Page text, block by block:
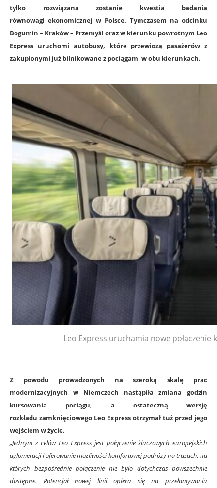
tylko rozwiązana zostanie kwestia badania
równowagi ekonomicznej w Polsce. Tymczasem na odcinku
Bogumin – Kraków – Przemyśl oraz w kierunku powrotnym Leo
Express uruchomi autobusy, które przewiozą pasażerów z
zakupionymi już bilnikowane z pociągami w obu kierunkach.
Leo Express uruchamia nowe połączenie
Z powodu prowadzonych na szeroką skalę prac
modernizacyjnych w Niemczech nastąpiła zmiana godzin
kursowania pociągu, a ostateczną wersję
rozkładu zamknięciowego Leo Express otrzymał tuż przed jego
wejściem w życie.
„Jednym z celów Leo Express jest połączenie kluczowych europejskich
aglomeracji i oferowanie możliwości komfortowej podróży na trasach, na
których bezpośrednie połączenie nie było dotychczas powszechnie
dostępne. Potencjał nowej linii opiera się na przełamywaniu